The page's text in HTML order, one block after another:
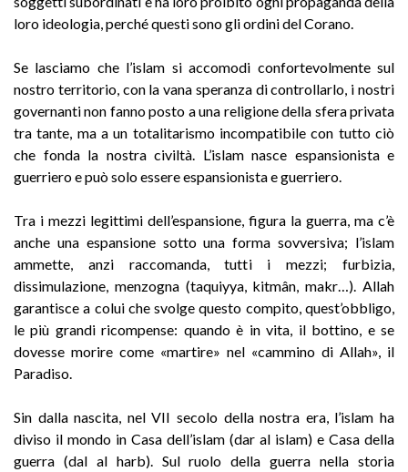
loro ideologia, perché questi sono gli ordini del Corano.
Se lasciamo che l’islam si accomodi confortevolmente sul
nostro territorio, con la vana speranza di controllarlo, i nostri
governanti non fanno posto a una religione della sfera privata
tra tante, ma a un totalitarismo incompatibile con tutto ciò
che fonda la nostra civiltà. L’islam nasce espansionista e
guerriero e può solo essere espansionista e guerriero.
Tra i mezzi legittimi dell’espansione, figura la guerra, ma c’è
anche una espansione sotto una forma sovversiva; l’islam
ammette, anzi raccomanda, tutti i mezzi; furbizia,
dissimulazione, menzogna (taquiyya, kitmân, makr…). Allah
garantisce a colui che svolge questo compito, quest’obbligo,
le più grandi ricompense: quando è in vita, il bottino, e se
dovesse morire come «martire» nel «cammino di Allah», il
Paradiso.
Sin dalla nascita, nel VII secolo della nostra era, l’islam ha
diviso il mondo in Casa dell’islam (dar al islam) e Casa della
guerra (dal al harb). Sul ruolo della guerra nella storia